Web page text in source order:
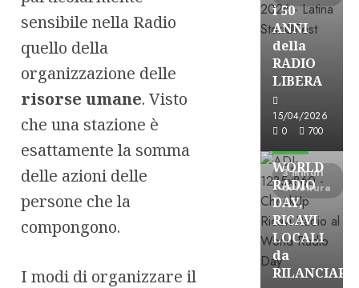
sensibile nella Radio
quello della
organizzazione delle
risorse umane. Visto
che una stazione è
esattamente la somma
delle azioni delle
persone che la
compongono.
I modi di organizzare il
i 50
ANNI
della
RADIO
LIBERA
15/04/2026
0
700
3 minuti
di lettura
Astorri News
WORLD
RADIO
DAY,
RICAVI
LOCALI
da
RILANCIARE